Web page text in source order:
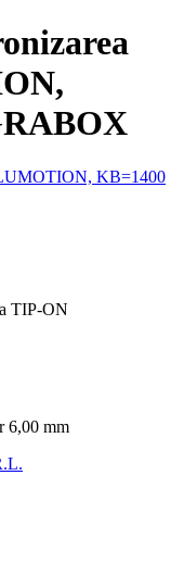
TIP-ON
6,00 mm